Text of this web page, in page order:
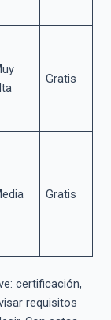
Gratis
Gratis
certificación,
requisitos